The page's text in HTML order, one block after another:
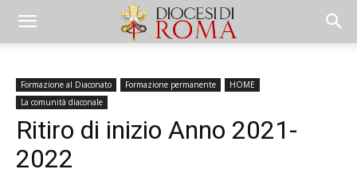
Formazione al Diaconato Formazione permanente
HOME
La comunità diaconale
Ritiro di inizio Anno 2021-
2022